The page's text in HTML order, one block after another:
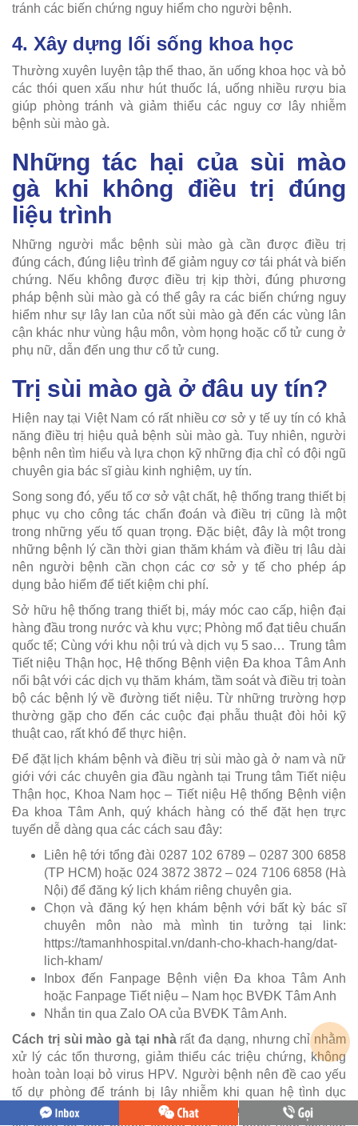
tránh các biến chứng nguy hiểm cho người bệnh.
4. Xây dựng lối sống khoa học
Thường xuyên luyện tập thể thao, ăn uống khoa học và bỏ
các thói quen xấu như hút thuốc lá, uống nhiều rượu bia
giúp phòng tránh và giảm thiểu các nguy cơ lây nhiễm
bệnh sùi mào gà.
Những tác hại của sùi mào
gà khi không điều trị đúng
liệu trình
Những người mắc bệnh sùi mào gà cần được điều trị
đúng cách, đúng liệu trình để giảm nguy cơ tái phát và biến
chứng. Nếu không được điều trị kịp thời, đúng phương
pháp bệnh sùi mào gà có thể gây ra các biến chứng nguy
hiểm như sự lây lan của nốt sùi mào gà đến các vùng lân
cận khác như vùng hậu môn, vòm họng hoặc cổ tử cung ở
phụ nữ, dẫn đến ung thư cổ tử cung.
Trị sùi mào gà ở đâu uy tín?
Hiện nay tại Việt Nam có rất nhiều cơ sở y tế uy tín có khả
năng điều trị hiệu quả bệnh sùi mào gà. Tuy nhiên, người
bệnh nên tìm hiểu và lựa chọn kỹ những địa chỉ có đội ngũ
chuyên gia bác sĩ giàu kinh nghiệm, uy tín.
Song song đó, yếu tố cơ sở vật chất, hệ thống trang thiết bị
phục vụ cho công tác chẩn đoán và điều trị cũng là một
trong những yếu tố quan trọng. Đặc biệt, đây là một trong
những bệnh lý cần thời gian thăm khám và điều trị lâu dài
nên người bệnh cần chọn các cơ sở y tế cho phép áp
dụng bảo hiểm để tiết kiệm chi phí.
Sở hữu hệ thống trang thiết bị, máy móc cao cấp, hiện đại
hàng đầu trong nước và khu vực; Phòng mổ đạt tiêu chuẩn
quốc tế; Cùng với khu nội trú và dịch vụ 5 sao… Trung tâm
Tiết niệu Thận học, Hệ thống Bệnh viện Đa khoa Tâm Anh
nổi bật với các dịch vụ thăm khám, tầm soát và điều trị toàn
bộ các bệnh lý về đường tiết niệu. Từ những trường hợp
thường gặp cho đến các cuộc đại phẫu thuật đòi hỏi kỹ
thuật cao, rất khó để thực hiện.
Để đặt lịch khám bệnh và điều trị sùi mào gà ở nam và nữ
giới với các chuyên gia đầu ngành tại Trung tâm Tiết niệu
Thận học, Khoa Nam học – Tiết niệu Hệ thống Bệnh viện
Đa khoa Tâm Anh, quý khách hàng có thể đặt hẹn trực
tuyến dễ dàng qua các cách sau đây:
Liên hệ tới tổng đài 0287 102 6789 – 0287 300 6858
(TP HCM) hoặc 024 3872 3872 – 024 7106 6858 (Hà
Nội) để đăng ký lịch khám riêng chuyên gia.
Chọn và đăng ký hẹn khám bệnh với bất kỳ bác sĩ
chuyên môn nào mà mình tin tưởng tại link:
https://tamanhhospital.vn/danh-cho-khach-hang/dat-
lich-kham/
Inbox đến Fanpage Bệnh viện Đa khoa Tâm Anh
hoặc Fanpage Tiết niệu – Nam học BVĐK Tâm Anh
Nhắn tin qua Zalo OA của BVĐK Tâm Anh.
Cách trị sùi mào gà tại nhàrất đa dạng, nhưng chỉ nhằm
xử lý các tổn thương, giảm thiểu các triệu chứng, không
hoàn toàn loại bỏ virus HPV. Người bệnh nên đề cao yếu
tố dự phòng để tránh bị lây nhiễm khi quan hệ tình dục
cũng như sinh hoạt hàng ngày. Nếu nghi ngờ mắc bệnh